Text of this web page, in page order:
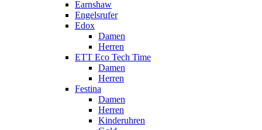
Earnshaw
Engelsrufer
Edox
Damen
Herren
ETT Eco Tech Time
Damen
Herren
Festina
Damen
Herren
Kinderuhren